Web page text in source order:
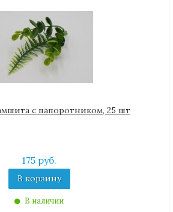
с папоротником, 25 шт
175 руб.
В корзину
В наличии